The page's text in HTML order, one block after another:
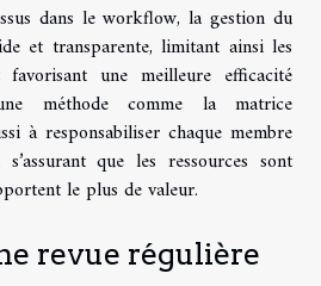
dans le workflow, la gestion du
et transparente, limitant ainsi les
une meilleure efficacité
méthode comme la matrice
à responsabiliser chaque membre
que les ressources sont
le plus de valeur.
revue régulière